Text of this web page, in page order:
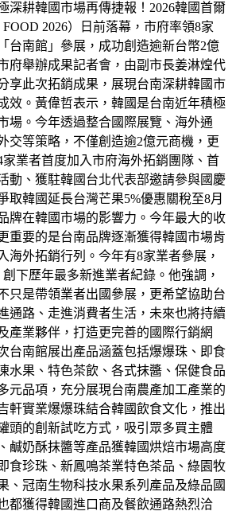
深耕韓國市場再傳捷報！2026韓國首爾
2026）日前落幕，市府率領8家
台南館」參展，成功創造逾新台幣2億
府舉辦成果記者會，由副市長姜淋煌代
享此次拓銷成果，展現台南深耕韓國市
效。黃偉哲表示，韓國是台南近年積極
場。今年透過整合國際展覽、海外通
交等策略，不僅創造逾2億元商機，更
業者首度加入市府海外拓銷團隊、首
動、獲駐韓國台北代表部邀請參與國慶
取韓國延長台灣芒果5%優惠關稅至8月
牌在韓國市場的影響力。今年最大的收
重要的是台南品牌逐漸獲得韓國市場肯
海外拓銷行列。今年有8家業者參展，
下歷年最多新進業者紀錄。他強調，
只是帶領業者出國參展，更希望協助台
通路、走進消費者生活，未來也將持續
產業夥伴，打造更完善的國際行銷網
台南館展出產品涵蓋包括爆爆珠、即食
水果、特色茶飲、各式抹醬、保健食品
元品項，充分展現台南農產加工產業的
軒實業爆爆珠結合韓國飲食文化，推出
頭的創新試吃方式，吸引眾多買主體
鹹奶酥抹醬等產品獲韓國烘焙市場高度
食珍珠、新鳳鳴茶業特色茶品、綠園牧
、冠南生物科技水果系列產品及綠品國
都獲得韓國進口商及餐飲通路熱烈洽